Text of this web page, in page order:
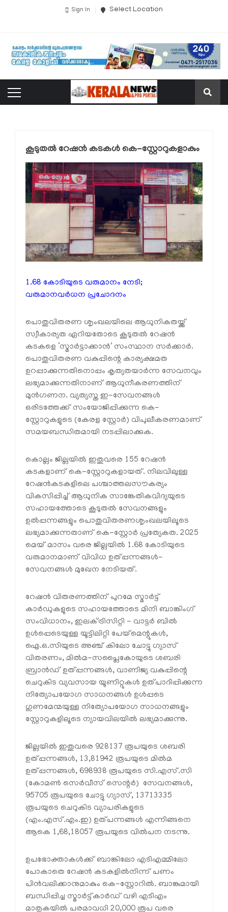
Sign In Select Location
കൂടുതല്‍ റേഷന്‍ കടകള്‍ കെ-സ്റ്റോറുകളാകും
1.68 കോടിയുടെ വരുമാനം നേടി;
വരുമാനവര്‍ധന പ്രചോദനം
പൊതുവിതരണ ശൃംഖലയിലെ ആധുനികതയ്ക്ക്
സ്വീകാര്യത ഏറിയതോടെ കൂടുതല്‍ റേഷന്‍
കടകളെ ‘സ്മാര്‍ട്ടാക്കാന്‍’ സംസ്ഥാന സര്‍ക്കാര്‍.
പൊതുവിതരണ വകുപ്പിന്റെ കാര്യക്ഷമത
ഉറപ്പാക്കുന്നതിനൊപ്പം കൃത്യതയാര്‍ന്ന സേവനവും
ലഭ്യമാക്കുന്നതിനാണ് ആധുനീകരണത്തിന്
മുന്‍ഗണന. വ്യത്യസ്ത ഇ-സേവനങ്ങള്‍
ഒരിടത്തേക്ക് സംയോജിപ്പിക്കുന്ന കെ-
സ്റ്റോറുകളുടെ (കേരള സ്റ്റോര്‍) വിപുലീകരണമാണ്
സമയബന്ധിതമായി നടപ്പിലാക്കുക.
കൊല്ലം ജില്ലയില്‍ ഇതുവരെ 155 റേഷന്‍
കടകളാണ് കെ-സ്റ്റോറുകളായത്. നിലവിലുള്ള
റേഷന്‍കടകളിലെ പശ്ചാത്തലസൗകര്യം
വികസിപ്പിച്ച് ആധുനിക സാങ്കേതികവിദ്യയുടെ
സഹായത്തോടെ കൂടുതല്‍ സേവനങ്ങളും
ഉല്‍പ്പന്നങ്ങളും പൊതുവിതരണശൃംഖലയിലൂടെ
ലഭ്യമാക്കുന്നതാണ് കെ-സ്റ്റോര്‍ പ്രത്യേകത. 2025
മെയ് മാസം വരെ ജില്ലയില്‍ 1.68 കോടിയുടെ
വരുമാനമാണ് വിവിധ ഉത്പ്പന്നങ്ങള്‍-
സേവനങ്ങള്‍ മുഖേന നേടിയത്.
റേഷന്‍ വിതരണത്തിന് പുറമേ സ്മാര്‍ട്ട്
കാര്‍ഡുകളുടെ സഹായത്തോടെ മിനി ബാങ്കിംഗ്
സംവിധാനം, ഇലക്ട്രിസിറ്റി - വാട്ടര്‍ ബില്‍
ഉള്‍പ്പെടെയുള്ള യൂട്ടിലിറ്റി പേയ്‌മെന്റുകള്‍,
ഐ.ഒ.സിയുടെ അഞ്ച് കിലോ ചോട്ടു ഗ്യാസ്
വിതരണം, മില്‍മ-സപ്ലൈകോയുടെ ശബരി
ബ്രാന്‍ഡ് ഉത്പ്പന്നങ്ങള്‍, വാണിജ്യ വകുപ്പിന്റെ
ചെറുകിട വ്യവസായ യൂണിറ്റുകള്‍ ഉത്പാദിപ്പിക്കുന്ന
നിത്യോപയോഗ സാധനങ്ങള്‍ ഉള്‍പ്പടെ
ഗുണമേന്മയുള്ള നിത്യോപയോഗ സാധനങ്ങളും
സ്റ്റോറുകളിലൂടെ ന്യായവിലയില്‍ ലഭ്യമാക്കുന്നു.
ജില്ലയില്‍ ഇതുവരെ 928137 രൂപയുടെ ശബരി
ഉത്പ്പന്നങ്ങള്‍, 13,81942 രൂപയുടെ മില്‍മ
ഉത്പ്പന്നങ്ങള്‍, 698938 രൂപയുടെ സി.എസ്.സി
(കോമണ്‍ സെര്‍വീസ് സെന്റര്‍) സേവനങ്ങള്‍,
95705 രൂപയുടെ ചോട്ടു ഗ്യാസ്, 13713335
രൂപയുടെ ചെറുകിട വ്യാപരികളുടെ
(എം.എസ്.എം.ഇ) ഉത്പന്നങ്ങള്‍ എന്നിങ്ങനെ
ആകെ 1,68,18057 രൂപയുടെ വില്‍പന നടന്നു.
ഉപഭോക്താകള്‍ക്ക് ബാങ്കിലോ എടിഎമ്മിലോ
പോകാതെ റേഷന്‍ കടകളില്‍നിന്ന് പണം
പിന്‍വലിക്കാനുമാകും കെ-സ്റ്റോറില്‍. ബാങ്കുമായി
ബന്ധിപ്പിച്ച സ്മാര്‍ട്ട്കാര്‍ഡ് വഴി എടിഎം
മാതൃകയില്‍ പരമാവധി 20,000 രൂപ വരെ